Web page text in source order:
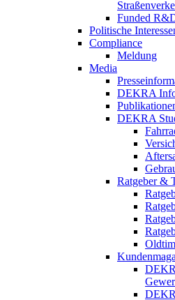
Funded
Politische
Compliance
Meldung
Media
DEKRA
DEKRA
Ratgeber &